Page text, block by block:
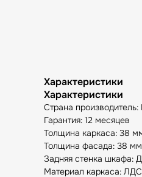
Характеристики
Характеристики
Страна производитель:
Гарантия: 12 месяцев
Толщина каркаса: 38
Толщина фасада: 38 мм
Задняя стенка шкафа:
Материал каркаса: